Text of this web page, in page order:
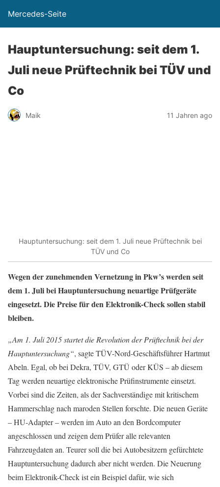
Mercedes-Seite
Hauptuntersuchung: seit dem 1.
Juli neue Prüftechnik bei TÜV und
Co
Maik 11 Jahren ago
Hauptuntersuchung: seit dem 1. Juli neue Prüftechnik bei
TÜV und Co
Wegen der zunehmenden Vernetzung in Pkw’s werden seit
dem 1. Juli bei Hauptuntersuchung neuartige Prüfgeräte
eingesetzt. Die Preise für denElektronik-Checksollen stabil
bleiben.
„Am 1. Juli 2015 startet die Revolution der Prüftechnik bei der
Hauptuntersuchung“, sagte TÜV-Nord-Geschäftsführer Hartmut
Abeln. Egal, ob bei Dekra, TÜV, GTÜ oder KÜS – ab diesem
Tag werden neuartige elektronische Prüfinstrumente einsetzt.
Vorbei sind die Zeiten, als der Sachverständige mit kritischem
Hammerschlag nach maroden Stellen forschte. Die neuen Geräte
– HU-Adapter – werden im Auto an den Bordcomputer
angeschlossen und zeigen dem Prüfer alle relevanten
Fahrzeugdaten an. Teurer soll die bei Autobesitzern gefürchtete
Hauptuntersuchung dadurch aber nicht werden. Die Neuerung
beim Elektronik-Check ist ein Beispiel dafür, wie sich